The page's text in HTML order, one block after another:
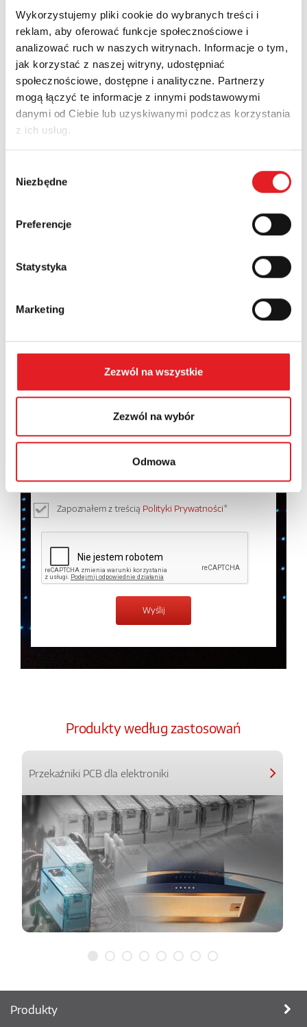
Wykorzystujemy pliki cookie do wybranych treści i
reklam, aby oferować funkcje społecznościowe i
analizować ruch w naszych witrynach. Informacje o tym,
jak korzystać z naszej witryny, udostępniać
społecznościowe, dostępne i analityczne. Partnerzy
mogą łączyć te informacje z innymi podstawowymi
danymi od Ciebie lub uzyskiwanymi podczas korzystania
z ich usług.
zgody
Niezbędne
Preferencje
Statystyka
Marketing
Zezwól na wszystkie
Zezwól na wybór
Odmowa
Zapytaj o szczegóły oferty
Imię i nazwisko: *
Adres e-mail: *
Numer telefonu:
Wyrażam zgodę na przetwarzanie moich danych
temat przetwarzania danych osobowych w
prywatności.*
Zapoznałem z treścią Polityki Prywatności*
Produkty według zastosowań
Przekaźniki PCB dla elektroniki
Produkty